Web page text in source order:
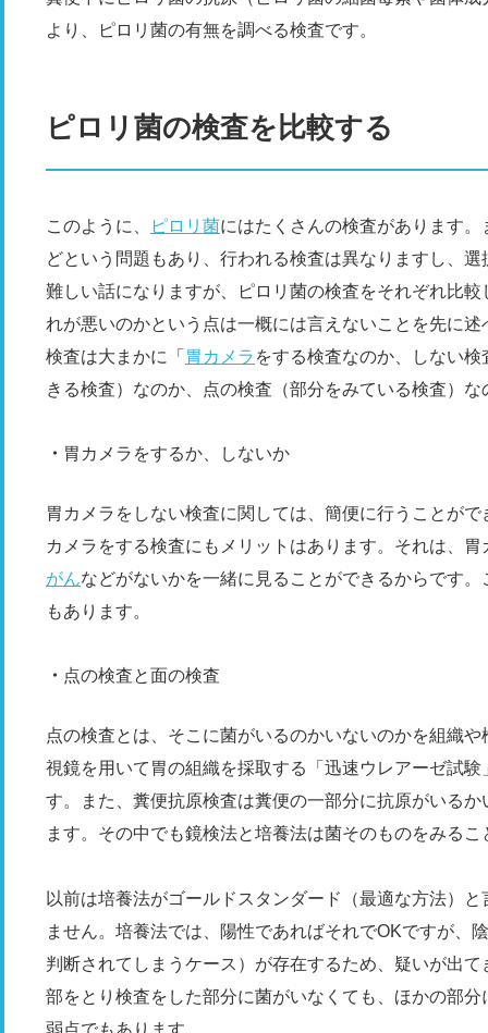
より、ピロリ菌の有無を調べる検査です。
ピロリ菌の検査を比較する
このように、 ピロリ菌にはたくさんの検査があります
どという問題もあり、行われる検査は異なりますし、
難しい話になりますが、ピロリ菌の検査をそれぞれ比
れが悪いのかという点は一概には言えないことを先に述
検査は大まかに「 胃カメラ をする検査なのか、しない
きる検査）なのか、点の検査（部分をみている検査）
胃カメラをするか、しないか
胃カメラをしない検査に関しては、簡便に行うことが
カメラをする検査にもメリットはあります。それは、
がんなどがないかを一緒に見ることができるからです
もあります。
点の検査と面の検査
点の検査とは、そこに菌がいるのかいないのかを組織
視鏡を用いて胃の組織を採取する「迅速ウレアーゼ試
す。また、糞便抗原検査は糞便の一部分に抗原がいる
ます。その中でも鏡検法と培養法は菌そのものをみる
以前は培養法がゴールドスタンダード（最適な方法）
ません。培養法では、陽性であればそれでOKですが、
判断されてしまうケース）が存在するため、疑いが出
部をとり検査をした部分に菌がいなくても、ほかの部
弱点でもあります。